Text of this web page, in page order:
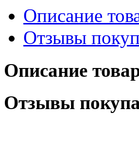
Описание
Отзывы
Описание
Отзывы